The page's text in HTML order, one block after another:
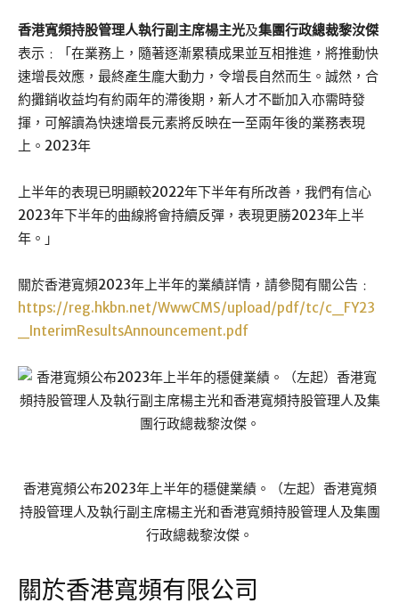
香港寬頻持股管理人執行副主席楊主光及集團行政總裁黎汝傑
表示﹕「在業務上，隨著逐漸累積成果並互相推進，將推動快
速增長效應，最終產生龐大動力，令增長自然而生。誠然，合
約攤銷收益均有約兩年的滯後期，新人才不斷加入亦需時發
揮，可解讀為快速增長元素將反映在一至兩年後的業務表現
上。2023年
上半年的表現已明顯較2022年下半年有所改善，我們有信心
2023年下半年的曲線將會持續反彈，表現更勝2023年上半
年。」
關於香港寬頻2023年上半年的業績詳情，請參閱有關公告﹕
https://reg.hkbn.net/WwwCMS/upload/pdf/tc/c_FY23
_InterimResultsAnnouncement.pdf
香港寬頻公布2023年上半年的穩健業績。（左起）香港寬頻
持股管理人及執行副主席楊主光和香港寬頻持股管理人及集團
行政總裁黎汝傑。
關於香港寬頻有限公司